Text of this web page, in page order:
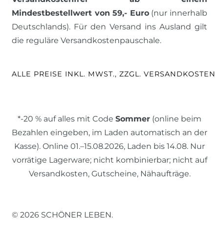
Mindestbestellwert von 59,- Euro(nur innerhalb
Deutschlands). Für den Versand ins Ausland gilt
die reguläre Versandkostenpauschale.
ALLE PREISE INKL. MWST., ZZGL. VERSANDKOSTEN
*-20 % auf alles mit Code Sommer (online beim
Bezahlen eingeben, im Laden automatisch an der
Kasse). Online 01.–15.08.2026, Laden bis 14.08. Nur
vorrätige Lagerware; nicht kombinierbar; nicht auf
Versandkosten, Gutscheine, Nähaufträge.
© 2026 SCHÖNER LEBEN.